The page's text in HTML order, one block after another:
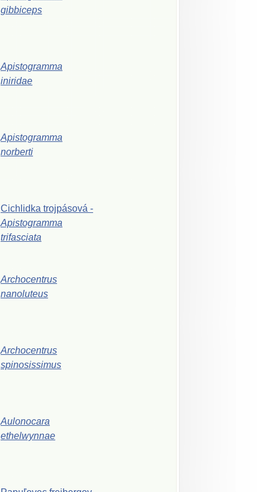
gibbiceps
Apistogramma
iniridae
Apistogramma
norberti
Cichlidka trojpásová -
Apistogramma
trifasciata
Archocentrus
nanoluteus
Archocentrus
spinosissimus
Aulonocara
ethelwynnae